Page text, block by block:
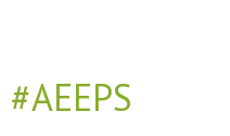
#AEEPS